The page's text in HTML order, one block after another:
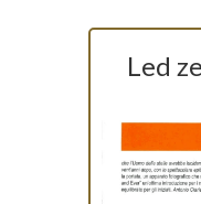
Led